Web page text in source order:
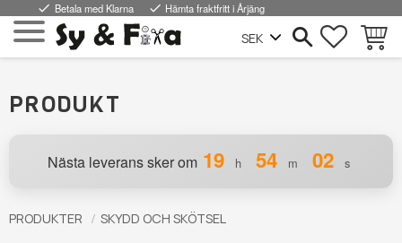
Meny
done Betala med Klarna done Hämta fraktfritt i Årjäng
PRODUKT
Nästa leverans sker om 19 h 54 m 02 s
PRODUKTER SKYDD OCH SKÖTSEL